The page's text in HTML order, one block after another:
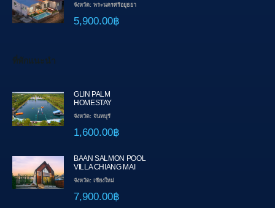
จังหวัด: พระนครศรีอยุธยา
5,900.00฿
ที่พักแนะนำ
GLIN PALM
HOMESTAY
จังหวัด: จันทบุรี
1,600.00฿
BAAN SALMON POOL
VILLA CHIANG MAI
จังหวัด: เชียงใหม่
7,900.00฿